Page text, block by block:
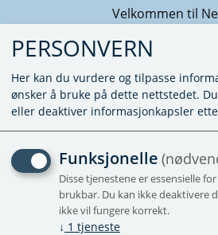
Velkommen til
LOKK FOR
SORT BBQ
Forhåndsbestill
PERSONVERN
Her kan du vurdere og tilpasse
ønsker å bruke på dette nettstedet.
eller deaktiver informasjonkapsler
Funksjonelle
Disse tjenestene er essensielle
brukbar. Du kan ikke deaktivere
ikke vil fungere korrekt.
↓ 1 tjeneste